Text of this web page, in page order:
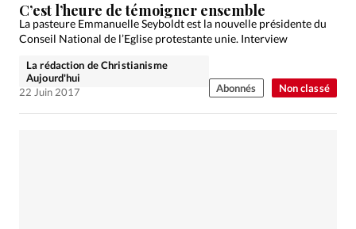
Non classé
C’est l’heure de témoigner ensemble
La pasteure Emmanuelle Seyboldt est la nouvelle présidente du
Conseil National de l’Eglise protestante unie. Interview
La rédaction de Christianisme
Aujourd'hui
22 Juin 2017
Abonnés